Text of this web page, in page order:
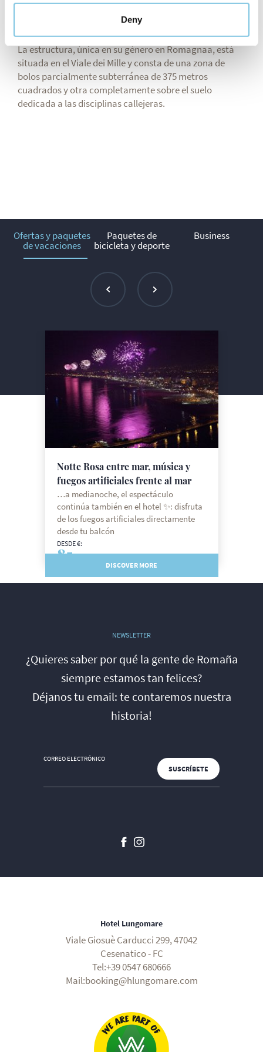
Deny
nuevo centro Naviskate, dedicado al skateboarding, los
La estructura, única en su género en Romagnaa, está
situada en el Viale dei Mille y consta de una zona de
bolos parcialmente subterránea de 375 metros
cuadrados y otra completamente sobre el suelo
dedicada a las disciplinas callejeras.
Ofertas y paquetes
de vacaciones
Paquetes de
bicicleta y deporte
Business
Notte Rosa entre mar, música y
fuegos artificiales frente al mar
…a medianoche, el espectáculo
continúa también en el hotel ✨: disfruta
de los fuegos artificiales directamente
desde tu balcón
DESDE €:
85
DISCOVER MORE
NEWSLETTER
¿Quieres saber por qué la gente de Romaña
siempre estamos tan felices?
Déjanos tu email: te contaremos nuestra
historia!
CORREO ELECTRÓNICO
Hotel Lungomare
Viale Giosuè Carducci 299, 47042
Cesenatico - FC
Tel:+39 0547 680666
Mail:booking@hlungomare.com